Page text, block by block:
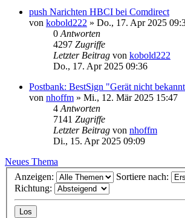
push Narichten HBCI bei Comdirect
von kobold222 » Do., 17. Apr 2025
0 Antworten
4297 Zugriffe
Letzter Beitrag von kobold222
Do., 17. Apr 2025 09:36
Postbank: BestSign "Gerät nicht
von nhoffm » Mi., 12. Mär 2025 15:47
4 Antworten
7141 Zugriffe
Letzter Beitrag von nhoffm
Di., 15. Apr 2025 09:09
Neues Thema
Anzeigen:
Sortiere nach:
Richtung: